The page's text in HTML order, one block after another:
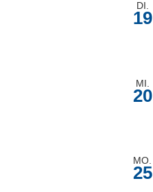
DI.
19
MI.
20
MO.
25